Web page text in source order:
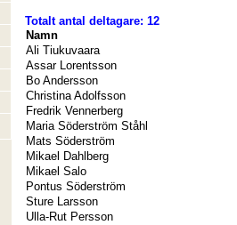
Totalt antal deltagare: 12
Namn
Ali Tiukuvaara
Assar Lorentsson
Bo Andersson
Christina Adolfsson
Fredrik Vennerberg
Maria Söderström Ståhl
Mats Söderström
Mikael Dahlberg
Mikael Salo
Pontus Söderström
Sture Larsson
Ulla-Rut Persson